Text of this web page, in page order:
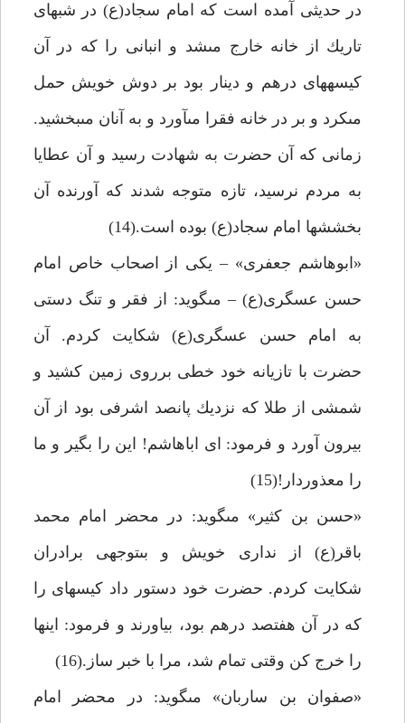
در حديثى آمده است كه امام سجاد(ع) در شب‏هاى
تاريك از خانه خارج مى‏شد و انبانى را كه در آن
كيسه‏هاى درهم و دينار بود بر دوش خويش حمل
مى‏كرد و بر در خانه فقرا مى‏آورد و به آنان مى‏بخشيد.
زمانى كه آن حضرت به شهادت رسيد و آن عطايا
به مردم نرسيد، تازه متوجه شدند كه آورنده آن
بخشش‏ها امام سجاد(ع) بوده است.(14)
«ابوهاشم جعفرى» – يكى از اصحاب خاص امام
حسن عسگرى(ع) – مى‏گويد: از فقر و تنگ دستى
به امام حسن عسگرى(ع) شكايت كردم. آن
حضرت با تازيانه خود خطى برروى زمين كشيد و
شمشى از طلا كه نزديك پانصد اشرفى بود از آن
بيرون آورد و فرمود: اى اباهاشم! اين را بگير و ما
را معذوردار!(15)
«حسن بن كثير» مى‏گويد: در محضر امام محمد
باقر(ع) از ندارى خويش و بى‏توجهى برادران
شكايت كردم. حضرت خود دستور داد كيسه‏اى را
كه در آن هفتصد درهم بود، بياورند و فرمود: اين‏ها
را خرج كن وقتى تمام شد، مرا با خبر ساز.(16)
«صفوان بن ساربان» مى‏گويد: در محضر امام